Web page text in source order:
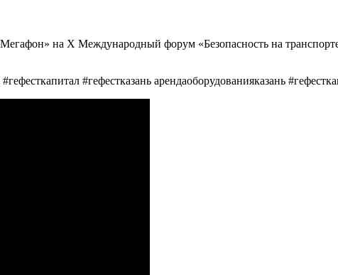
на Х Международный форум «Безопасность на
#гефестказань арендаоборудованияказань